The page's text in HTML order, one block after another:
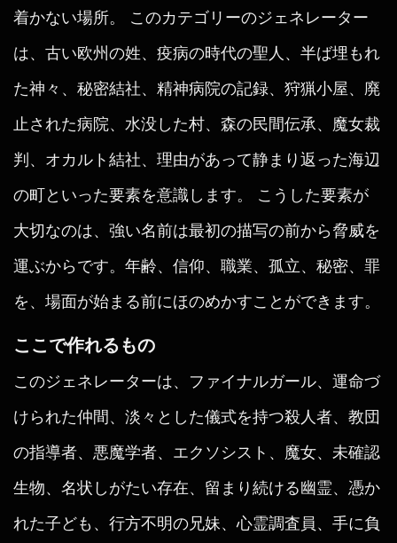
着かない場所。 このカテゴリーのジェネレーター
は、古い欧州の姓、疫病の時代の聖人、半ば埋もれ
た神々、秘密結社、精神病院の記録、狩猟小屋、廃
止された病院、水没した村、森の民間伝承、魔女裁
判、オカルト結社、理由があって静まり返った海辺
の町といった要素を意識します。 こうした要素が
大切なのは、強い名前は最初の描写の前から脅威を
運ぶからです。年齢、信仰、職業、孤立、秘密、罪
を、場面が始まる前にほのめかすことができます。
ここで作れるもの
このジェネレーターは、ファイナルガール、運命づ
けられた仲間、淡々とした儀式を持つ殺人者、教団
の指導者、悪魔学者、エクソシスト、魔女、未確認
生物、名状しがたい存在、留まり続ける幽霊、憑か
れた子ども、行方不明の兄妹、心霊調査員、手に負